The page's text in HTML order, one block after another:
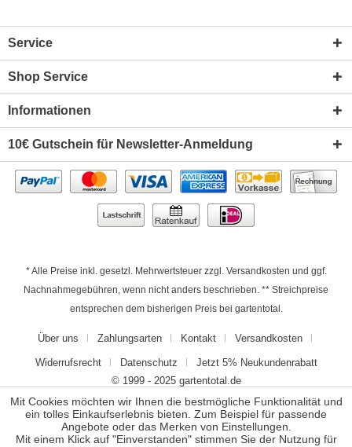
Service
Shop Service
Informationen
10€ Gutschein für Newsletter-Anmeldung
* Alle Preise inkl. gesetzl. Mehrwertsteuer zzgl. Versandkosten und ggf.
Nachnahmegebühren, wenn nicht anders beschrieben. ** Streichpreise
entsprechen dem bisherigen Preis bei gartentotal.
Über uns Zahlungsarten Kontakt Versandkosten
Widerrufsrecht Datenschutz
Jetzt 5% Neukundenrabatt
© 1999 - 2025 gartentotal.de
Mit Cookies möchten wir Ihnen die bestmögliche Funktionalität und
ein tolles Einkaufserlebnis bieten. Zum Beispiel für passende
Angebote oder das Merken von Einstellungen.
Mit einem Klick auf "Einverstanden" stimmen Sie der Nutzung für